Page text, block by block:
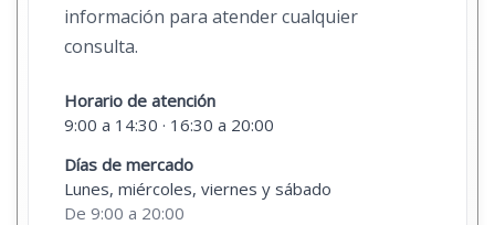
información para atender cualquier
consulta.
Horario de atención
9:00 a 14:30 · 16:30 a 20:00
Días de mercado
Lunes, miércoles, viernes y sábado
De 9:00 a 20:00